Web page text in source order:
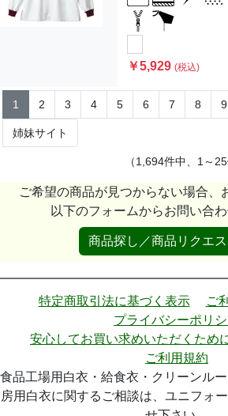
￥5,929(税込)
1 2 3 4 5 6 7 8 9
姉妹サイト
（1,694件中、1～25
ご希望の商品が見つからない場合、
以下のフォームからお問い合わ
商品探し／商品リクエ
特定商取引法に基づく表示 ご
プライバシーポリ
安心してお買い求めいただくため
ご利用規約
食品工場用白衣・給食衣・クリーンル
房用白衣に関するご相談は、ユニフォ